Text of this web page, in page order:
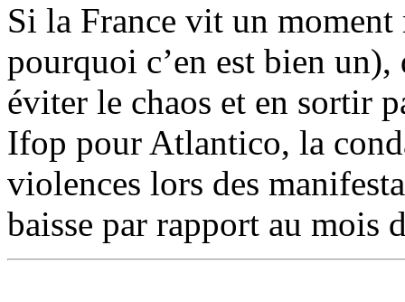
Si la France vit un
pourquoi c’en est bien
éviter le chaos et en sortir
Ifop pour Atlantico, la
violences lors des
baisse par rapport au